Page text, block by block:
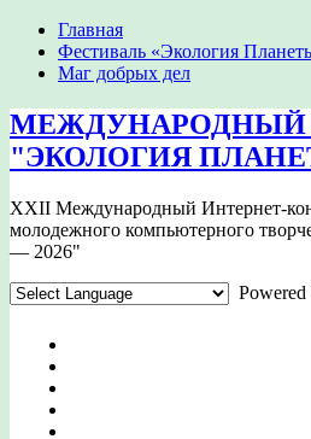
Главная
Фестиваль «Экология
Маг добрых дел
МЕЖДУНАРОДНЫЙ
"ЭКОЛОГИЯ
XXII Международный Интернет-
молодежного компьютерного
— 2026"
Powered